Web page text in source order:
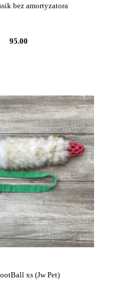
bez amortyzatora
95.00
xs (Jw Pet)